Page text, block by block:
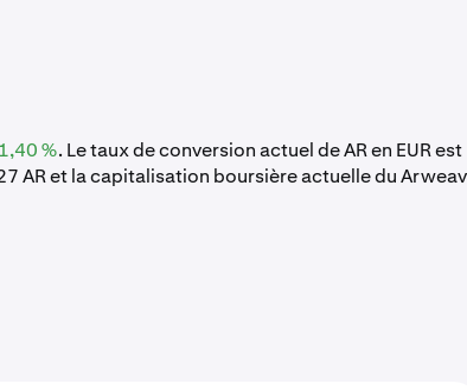
%. Le taux de conversion actuel de AR en EUR est
AR et la capitalisation boursière actuelle du